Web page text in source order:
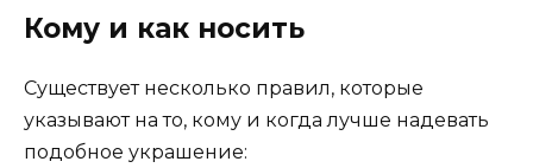
Кому и как носить
Существует несколько правил, которые
указывают на то, кому и когда лучше надевать
подобное украшение: